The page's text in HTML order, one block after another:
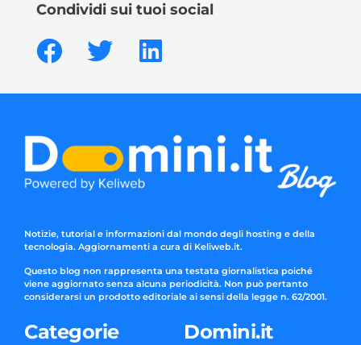
Condividi sui tuoi social
Notizie, tutorial e informazioni dal mondo degli hosting e della
tecnologia. Aggiornamenti a cura di Keliweb.it.
Questo blog non rappresenta una testata giornalistica poiché
viene aggiornato senza alcuna periodicità. Non può pertanto
considerarsi un prodotto editoriale ai sensi della legge n. 62/2001.
Categorie Domini.it